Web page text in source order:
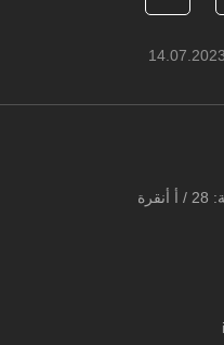
14.07.2023